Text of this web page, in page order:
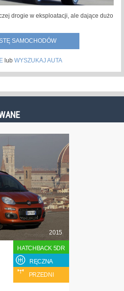
drogie w eksploatacji, ale dające dużo
SAMOCHODÓW
lub WYSZUKAJ AUTA
2015
HATCHBACK 5DR
RĘCZNA
PRZEDNI